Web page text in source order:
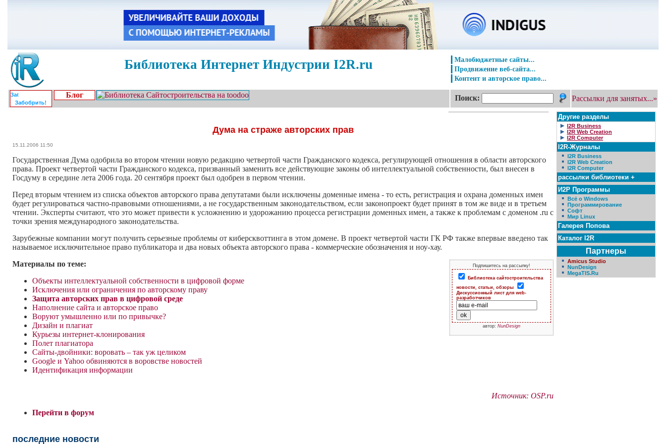
Библиотека Интернет Индустрии I2R.ru
Малобюджетные сайты...
Продвижение веб-сайта...
Контент и авторское право...
Забобрить!
Блог Поиск: Рассылки для занятых...»
Дума на страже авторских прав
15.11.2006 11:50
Государственная Дума одобрила во втором чтении новую редакцию четвертой части Гражданского кодекса, регулирующей отношения в области авторского
права. Проект четвертой части Гражданского кодекса, призванный заменить все действующие законы об интеллектуальной собственности, был внесен в
Госдуму в середине лета 2006 года. 20 сентября проект был одобрен в первом чтении.
Перед вторым чтением из списка объектов авторского права депутатами были исключены доменные имена - то есть, регистрация и охрана доменных имен
будет регулироваться частно-правовыми отношениями, а не государственным законодательством, если законопроект будет принят в том же виде и в третьем
чтении. Эксперты считают, что это может привести к усложнению и удорожанию процесса регистрации доменных имен, а также к проблемам с доменом .ru с
точки зрения международного законодательства.
Зарубежные компании могут получить серьезные проблемы от киберсквоттинга в этом домене. В проект четвертой части ГК РФ также впервые введено так
называемое исключительное право публикатора и два новых объекта авторского права - коммерческие обозначения и ноу-хау.
Подпишитесь на рассылку!
Библиотека сайтостроительства
новости, статьи, обзоры
Дискуссионный лист для web-
разработчиков
автор: NunDesign
Материалы по теме:
Объекты интеллектуальной собственности в цифровой форме
Исключения или ограничения по авторскому праву
Защита авторских прав в цифровой среде
Наполнение сайта и авторское право
Воруют умышленно или по привычке?
Дизайн и плагиат
Курьезы интернет-клонирования
Полет плагиатора
Сайты-двойники: воровать – так уж целиком
Google и Yahoo обвиняются в воровстве новостей
Идентификация информации
Источник: OSP.ru
Перейти в форум
последние новости
Другие разделы
I2R Business
I2R Web Creation
I2R Computer
I2R-Журналы
I2R Business
I2R Web Creation
I2R Computer
рассылки библиотеки +
И2Р Программы
Всё о Windows
Программирование
Софт
Мир Linux
Галерея Попова
Каталог I2R
Партнеры
Amicus Studio
NunDesign
MegaTIS.Ru